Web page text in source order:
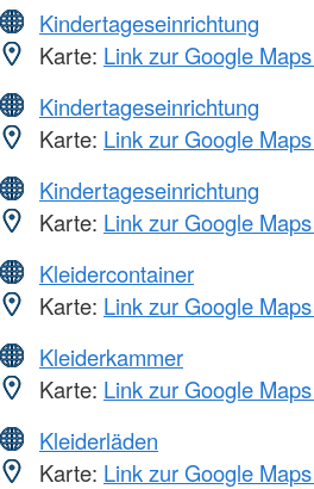
Kindertageseinrichtung
Karte: Link zur Google
Kindertageseinrichtung
Karte: Link zur Google
Kindertageseinrichtung
Karte: Link zur Google
Kleidercontainer
Karte: Link zur Google
Kleiderkammer
Karte: Link zur Google
Kleiderläden
Karte: Link zur Google